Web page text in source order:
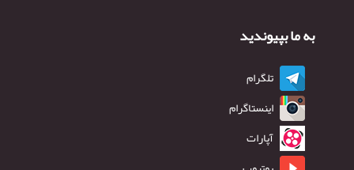
به ما بپیوندید
تلگرام
اینستاگرام
آپارات